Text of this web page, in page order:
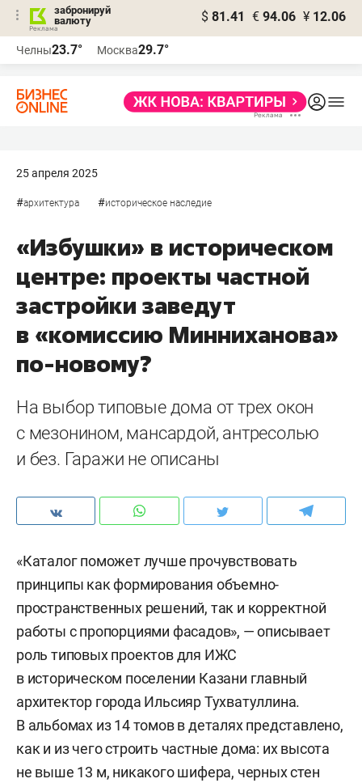
забронируй
валюту
$ 81.41 € 94.06 ¥ 12.06
Челны23.7° Москва29.7°
25 апреля 2025
#архитектура #историческое наследие
«Избушки» в историческом
центре: проекты частной
застройки заведут
в «комиссию Минниханова»
по-новому?
На выбор типовые дома от трех окон
с мезонином, мансардой, антресолью
и без. Гаражи не описаны
«Каталог поможет лучше прочувствовать
принципы как формирования объемно-
пространственных решений, так и корректной
работы с пропорциями фасадов», — описывает
роль типовых проектов для ИЖС
в историческом поселении Казани главный
архитектор города Ильсияр Тухватуллина.
В альбомах из 14 томов в деталях представлено,
как и из чего строить частные дома: их высота
не выше 13 м, никакого шифера, черных стен